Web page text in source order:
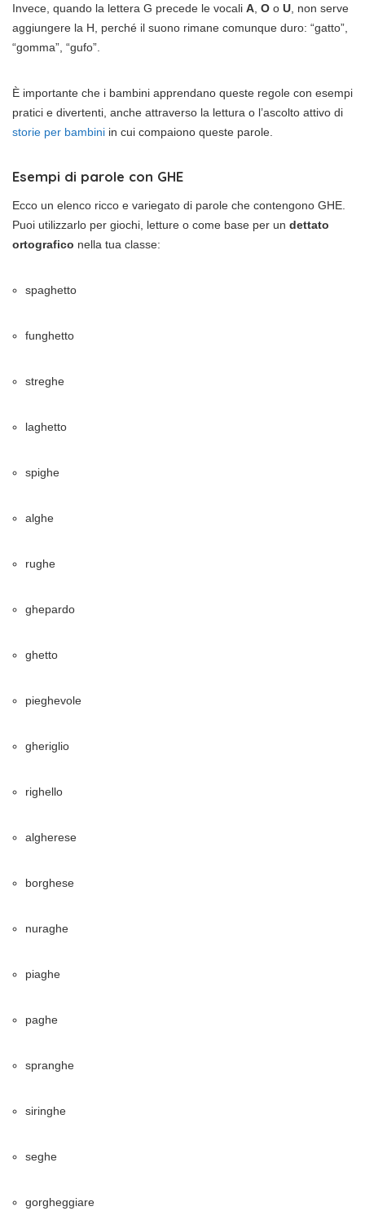
Invece, quando la lettera G precede le vocali A O o U , non serve
aggiungere la H, perché il suono rimane comunque duro: “gatto”,
“gomma”, “gufo”.
È importante che i bambini apprendano queste regole con esempi
pratici e divertenti, anche attraverso la lettura o l’ascolto attivo di
storie per bambini in cui compaiono queste parole.
Esempi di parole con GHE
Ecco un elenco ricco e variegato di parole che contengono GHE.
Puoi utilizzarlo per giochi, letture o come base per un dettato
ortografico nella tua classe:
spaghetto
funghetto
streghe
laghetto
spighe
alghe
rughe
ghepardo
ghetto
pieghevole
gheriglio
righello
algherese
borghese
nuraghe
piaghe
paghe
spranghe
siringhe
seghe
gorgheggiare